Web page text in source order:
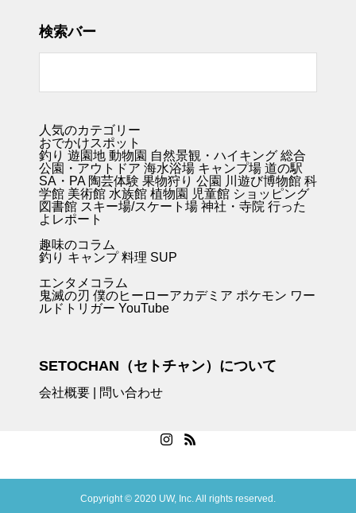
検索バー
人気のカテゴリー
おでかけスポット
釣り 遊園地 動物園 自然景観・ハイキング 総合
公園・アウトドア 海水浴場 キャンプ場 道の駅
SA・PA 陶芸体験 果物狩り 公園 川遊び博物館 科
学館 美術館 水族館 植物園 児童館 ショッピング
図書館 スキー場/スケート場 神社・寺院 行った
よレポート
趣味のコラム
釣り キャンプ料理 SUP
エンタメコラム
鬼滅の刃 僕のヒーローアカデミア ポケモン ワー
ルドトリガー YouTube
SETOCHAN（セトチャン）について
会社概要 問い合わせ
Copyright © 2020 UW, Inc. All rights reserved.